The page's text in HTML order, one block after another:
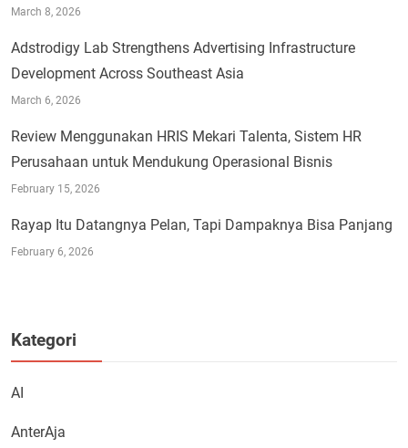
March 8, 2026
Adstrodigy Lab Strengthens Advertising Infrastructure
Development Across Southeast Asia
March 6, 2026
Review Menggunakan HRIS Mekari Talenta, Sistem HR
Perusahaan untuk Mendukung Operasional Bisnis
February 15, 2026
Rayap Itu Datangnya Pelan, Tapi Dampaknya Bisa Panjang
February 6, 2026
Kategori
AI
AnterAja